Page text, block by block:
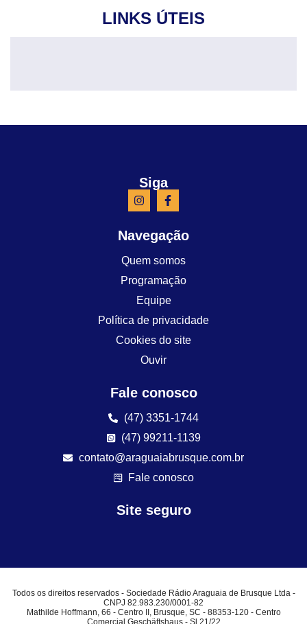
LINKS ÚTEIS
Siga
Navegação
Quem somos
Programação
Equipe
Política de privacidade
Cookies do site
Ouvir
Fale conosco
(47) 3351-1744
(47) 99211-1139
contato@araguaiabrusque.com.br
Fale conosco
Site seguro
Todos os direitos reservados - Sociedade Rádio Araguaia de Brusque Ltda -
CNPJ 82.983.230/0001-82
Mathilde Hoffmann, 66 - Centro II, Brusque, SC - 88353-120 - Centro
Comercial Geschäftshaus - Sl 21/22